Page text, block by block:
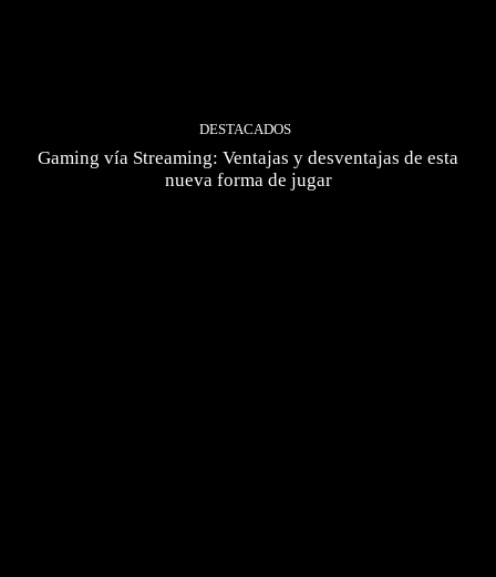
DESTACADOS
Gaming vía Streaming: Ventajas y desventajas de esta
nueva forma de jugar